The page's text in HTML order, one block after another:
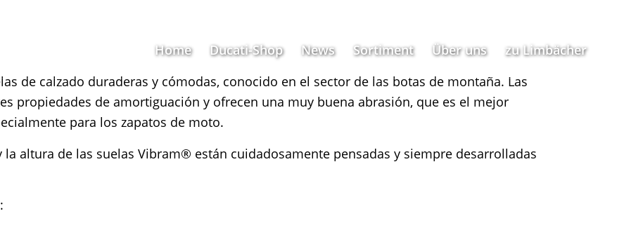
Home Ducati-Shop News Sortiment Über uns zu Limbächer
de calzado duraderas y cómodas, conocido en el sector de las botas de montaña. Las
propiedades de amortiguación y ofrecen una muy buena abrasión, que es el mejor
para los zapatos de moto.
altura de las suelas Vibram® están cuidadosamente pensadas y siempre desarrolladas